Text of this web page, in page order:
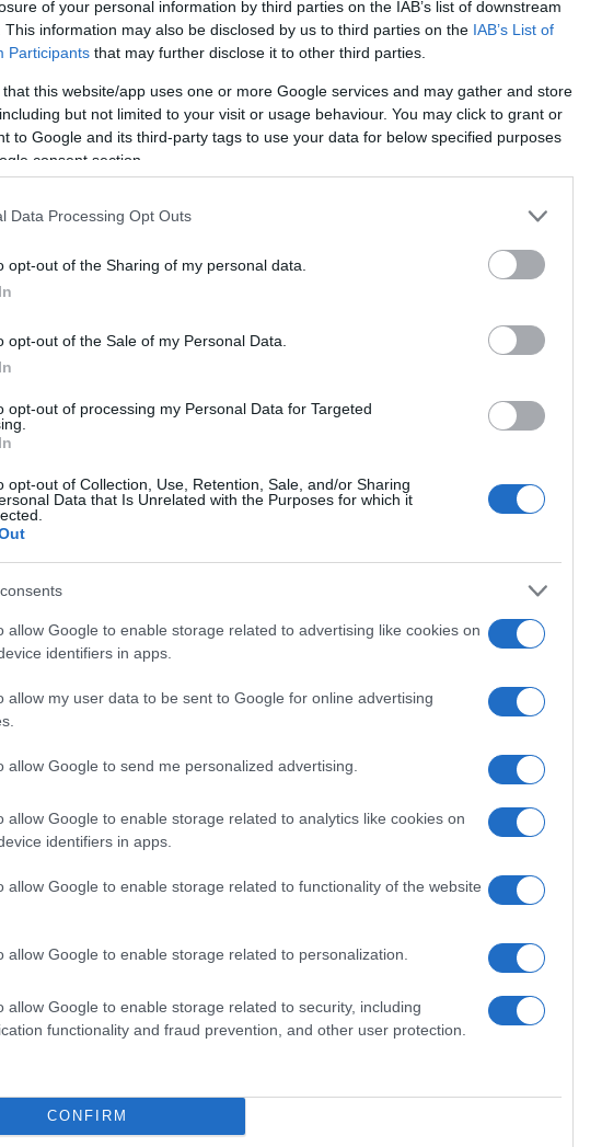
of your personal information by third parties on the IAB’s list of downstream
This information may also be disclosed by us to third parties on the IAB’s List of
Participants that may further disclose it to other third parties.
that this website/app uses one or more Google services and may gather and store
but not limited to your visit or usage behaviour. You may click to grant or
to Google and its third-party tags to use your data for below specified purposes
consent section.
Data Processing Opt Outs
opt-out of the Sharing of my personal data.
opt-out of the Sale of my Personal Data.
opt-out of processing my Personal Data for Targeted
opt-out of Collection, Use, Retention, Sale, and/or Sharing
Data that Is Unrelated with the Purposes for which it
allow Google to enable storage related to advertising like cookies on
identifiers in apps.
allow my user data to be sent to Google for online advertising
allow Google to send me personalized advertising.
allow Google to enable storage related to analytics like cookies on
identifiers in apps.
allow Google to enable storage related to functionality of the website
allow Google to enable storage related to personalization.
allow Google to enable storage related to security, including
functionality and fraud prevention, and other user protection.
CONFIRM
una varietà di percorsi adatti a tutti i livelli di
che di esperti, ogni sciatore può trovare
emozioni non mancano, con itinerari che
alcuni dei quali si affacciano sul
accoglienti rifugi e chalet lungo le piste,
una
Piancavallo,ZoncolaneTarvisio.
unico e una selezione di piste adatte a ogni
comprensorio, ideale per famiglie e
le sue sfide tecniche e i panorami
la scelta perfetta per chi desidera
adatte ai più piccoli e ai principianti.
Giulia offre anche parchi neve dedicati agli
Questi luoghi sono progettati per